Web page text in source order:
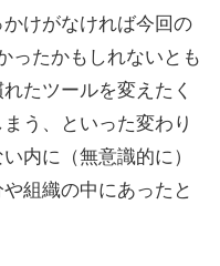
けがなければ今回の
ったかもしれないとも
たツールを変えたく
う、といった変わり
内に（無意識的に）
組織の中にあったと